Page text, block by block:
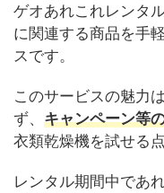
ゲオあれこれレンタ
に関連する商品を手
スです。
このサービスの魅力
ず、 キャンペーン等
衣類乾燥機を試せる点
レンタル期間中であ